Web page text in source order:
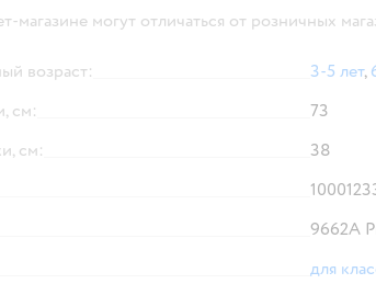
магазине могут отличаться от розничных
возраст: 3-5 лет,
см:
73
см:
38
9662A
для